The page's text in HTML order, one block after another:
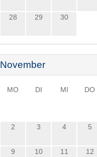
28 29 30
November
MO DI MI DO
2 3 4 5
9 10 11 12